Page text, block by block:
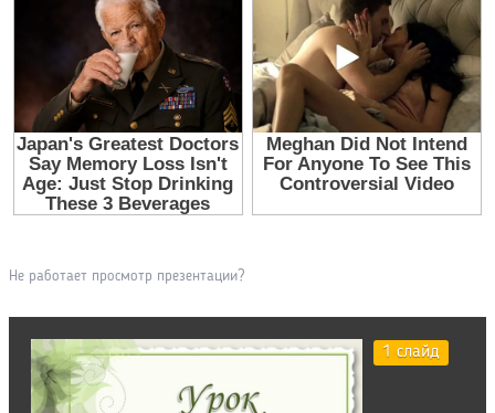
Не работает просмотр презентации?
1 слайд